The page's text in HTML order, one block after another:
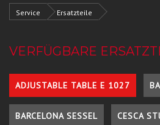
Service Ersatzteile
VERFÜGBARE
ADJUSTABLE TABLE E 1027
BARCELONA SESSEL CESCA